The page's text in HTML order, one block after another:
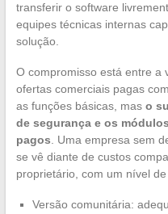
transferir o software
equipes técnicas internas
solução.
O compromisso está entre a
ofertas comerciais pagas
as funções básicas, mas o
de segurança e os
pagos. Uma empresa sem
se vê diante de custos
proprietário, com um nível
Versão comunitária: